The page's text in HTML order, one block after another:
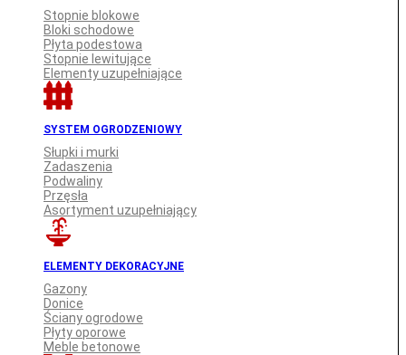
Stopnie blokowe
Bloki schodowe
Płyta podestowa
Stopnie lewitujące
Elementy uzupełniające
SYSTEM OGRODZENIOWY
Słupki i murki
Zadaszenia
Podwaliny
Przęsła
Asortyment uzupełniający
ELEMENTY DEKORACYJNE
Gazony
Donice
Ściany ogrodowe
Płyty oporowe
Meble betonowe